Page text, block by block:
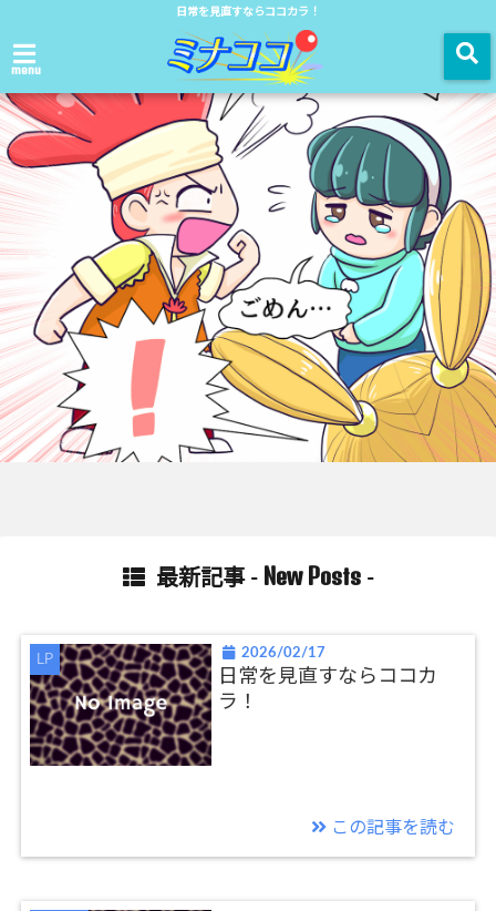
日常を見直すならココカラ！
menu
最新記事 - New Posts-
LP 2026/02/17
日常を見直すならココカ
ラ！
この記事を読む